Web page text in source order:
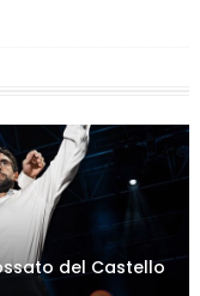
del Castello